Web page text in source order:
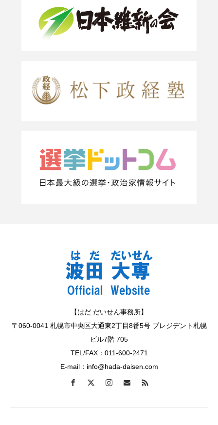
【はだ だいせん事務所】
〒060-0041 札幌市中央区大通東2丁目8番5号 プレジデント札幌
ビル7階 705
TEL/FAX：011-600-2471
E-mail：info@hada-daisen.com